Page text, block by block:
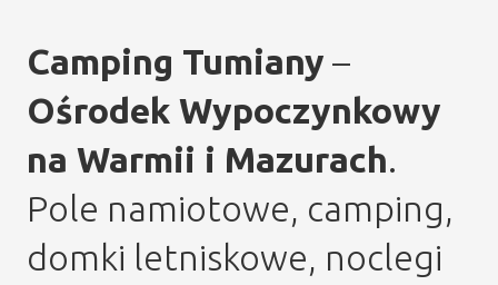
Camping Tumiany –
Ośrodek Wypoczynkowy
na Warmii i Mazurach.
Pole namiotowe, camping,
domki letniskowe, noclegi